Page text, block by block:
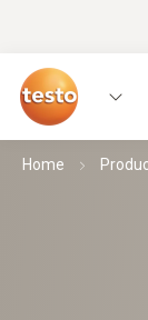
Home